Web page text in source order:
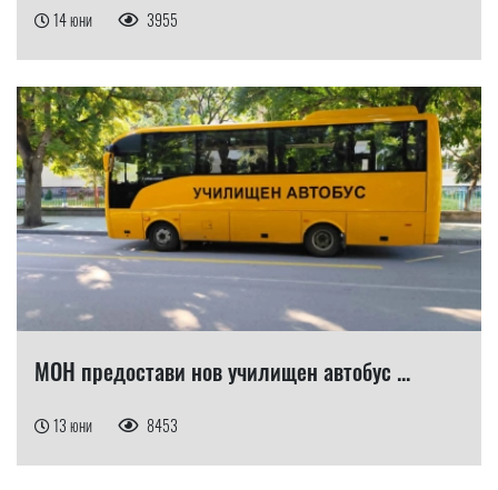
14 юни 3955
МОН предостави нов училищен автобус ...
13 юни 8453